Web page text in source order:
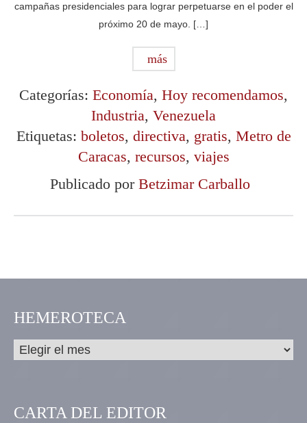
campañas presidenciales para lograr perpetuarse en el poder el
próximo 20 de mayo. […]
más
Categorías: Economía, Hoy recomendamos,
Industria, Venezuela
Etiquetas: boletos, directiva, gratis, Metro de
Caracas, recursos, viajes
Publicado por Betzimar Carballo
HEMEROTECA
CARTA DEL EDITOR